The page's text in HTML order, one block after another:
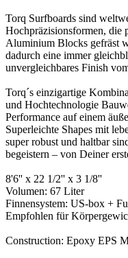
Torq Surfboards sind
Hochpräzisionsformen, die
Aluminium Blocks gefräst
dadurch eine immer
unvergleichbares Finish
Torq´s einzigartige
und Hochtechnologie
Performance auf einem
Superleichte Shapes mit
super robust und haltbar
begeistern – von Deiner
8'6'' x 22 1/2'' x 3 1/8''
Volumen: 67 Liter
Finnensystem: US-box +
Empfohlen für
Construction: Epoxy EPS